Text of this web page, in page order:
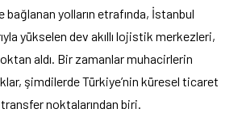
bağlanan yolların etrafında, İstanbul
yükselen dev akıllı lojistik merkezleri,
aldı. Bir zamanlar muhacirlerin
şimdilerde Türkiye’nin küresel ticaret
noktalarından biri.